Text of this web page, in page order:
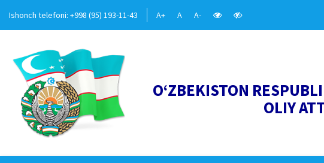
Ishonch telefoni: +998 (95) 193-11-43 A+ A A-
O‘ZBEKISTON
OLIY